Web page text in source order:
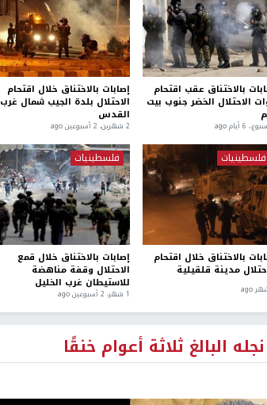
بالاختناق عقب اقتحام
الاحتلال الخضر جنوب بيت
إصابات بالاختناق خلال اقتحام
الاحتلال بلدة الجيب شمال غرب
القدس
2 شهرين، 2 أسبوعين ago
فلسطينيات
بالاختناق خلال اقتحام
مدينة قلقيلية
فلسطينيات
إصابات بالاختناق خلال قمع
الاحتلال وقفة مناهضة
للاستيطان غرب الخليل
1 شهر، 2 أسبوعين ago
البالغ ثلاثة أعوام خنقًا